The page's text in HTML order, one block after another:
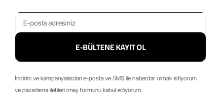
E-BÜLTENE KAYIT OL
İndirim ve kampanyalardan e-posta ve SMS ile haberdar olmak istiyorum
ve pazarlama iletileri onay formunu kabul ediyorum.